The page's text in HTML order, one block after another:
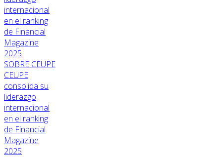
SOBRE CEUPE
CEUPE
consolida su
liderazgo
internacional
en el ranking
de Financial
Magazine
2025